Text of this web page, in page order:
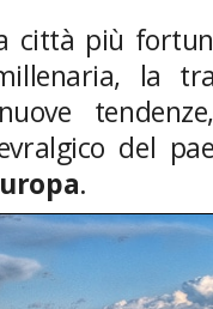
città più
la
del
.